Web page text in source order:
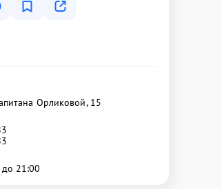
Орликовой, 15
21:00